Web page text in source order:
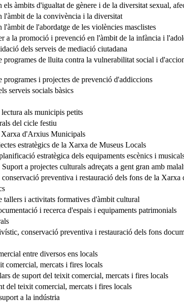
els àmbits d'igualtat de gènere i de la diversitat sexual,
l'àmbit de la convivència i la diversitat
l'àmbit de l'abordatge de les violències masclistes
a la promoció i prevenció en l'àmbit de la infància i
dels serveis de mediació ciutadana
programes de lluita contra la vulnerabilitat social i
programes i projectes de prevenció d'addiccions
serveis socials bàsics
als municipis petits
del cicle festiu
d'Arxius Municipals
estratègics de la Xarxa de Museus Locals
estratègica dels equipaments escènics i
a projectes culturals adreçats a gent gran amb
preventiva i restauració dels fons de la Xarxa
tallers i activitats formatives d'àmbit cultural
i recerca d'espais i equipaments patrimonials
conservació preventiva i restauració dels fons
entre diversos ens locals
comercial, mercats i fires locals
de suport del teixit comercial, mercats i fires locals
del teixit comercial, mercats i fires locals
a la indústria